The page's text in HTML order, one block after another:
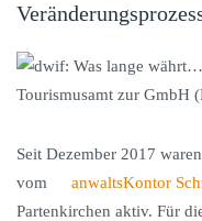
Seit Dezember 2017
vom
anwaltsKontor
Partenkirchen aktiv. Für